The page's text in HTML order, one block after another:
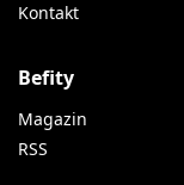
Kontakt
Befity
Magazin
RSS